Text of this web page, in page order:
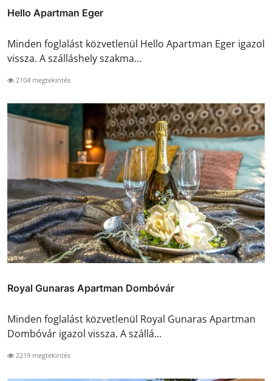
Hello Apartman Eger
Minden foglalást közvetlenül Hello Apartman Eger igazol
vissza. A szálláshely szakma...
2104 megtekintés
Royal Gunaras Apartman Dombóvár
Minden foglalást közvetlenül Royal Gunaras Apartman
Dombóvár igazol vissza. A szállá...
2219 megtekintés